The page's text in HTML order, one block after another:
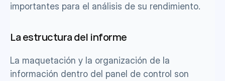
importantes para el análisis de su rendimiento.
La estructura del informe
La maquetación y la organización de la
información dentro del panel de control son